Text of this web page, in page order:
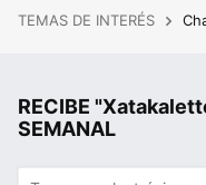
TEMAS DE INTERÉS
RECIBE
SEMANAL